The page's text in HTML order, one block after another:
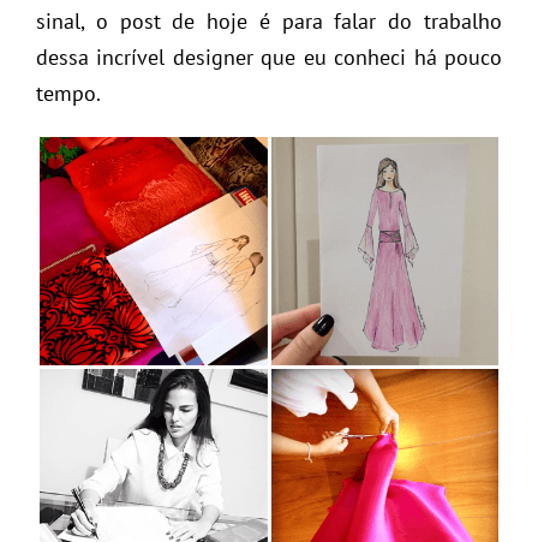
sinal, o post de hoje é para falar do trabalho
dessa incrível designer que eu conheci há pouco
tempo.